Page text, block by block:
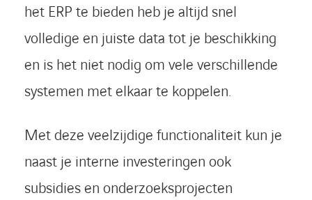
het ERP te bieden heb je altijd snel
volledige en juiste data tot je beschikking
en is het niet nodig om vele verschillende
systemen met elkaar te koppelen.
Met deze veelzijdige functionaliteit kun je
naast je interne investeringen ook
subsidies en onderzoeksprojecten